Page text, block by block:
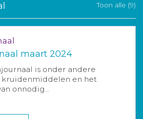
Toon alle (9)
maart 2024
is onder andere
kruidenmiddelen en het
onnodig...